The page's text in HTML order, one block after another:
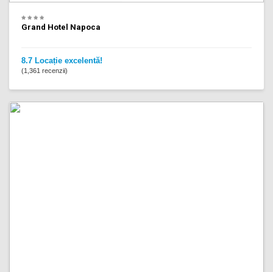
Grand Hotel Napoca
8.7 Locație excelentă!
(1,361 recenzii)